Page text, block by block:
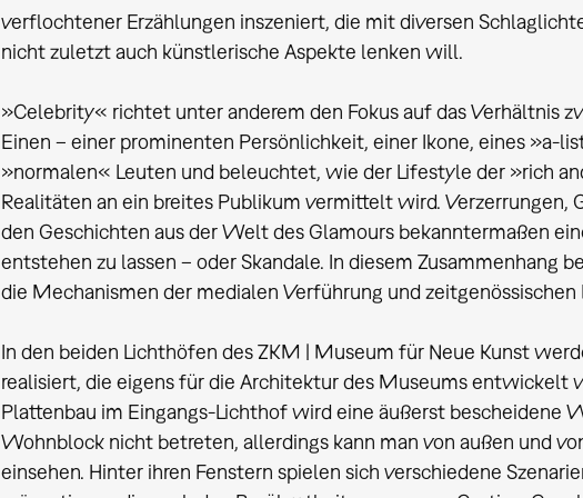
verflochtener Erzählungen inszeniert, die mit diversen
nicht zuletzt auch künstlerische Aspekte lenken will.
»Celebrity« richtet unter anderem den Fokus auf das Verhältnis
Einen – einer prominenten Persönlichkeit, einer Ikone, eines »a-
»normalen« Leuten und beleuchtet, wie der Lifestyle der »rich
Realitäten an ein breites Publikum vermittelt wird. Verzerrungen,
den Geschichten aus der Welt des Glamours bekanntermaßen
entstehen zu lassen – oder Skandale. In diesem Zusammenhang
die Mechanismen der medialen Verführung und
In den beiden Lichthöfen des ZKM | Museum für Neue Kunst
realisiert, die eigens für die Architektur des Museums
Plattenbau im Eingangs-Lichthof wird eine äußerst bescheidene
Wohnblock nicht betreten, allerdings kann man von außen und
einsehen. Hinter ihren Fenstern spielen sich verschiedene